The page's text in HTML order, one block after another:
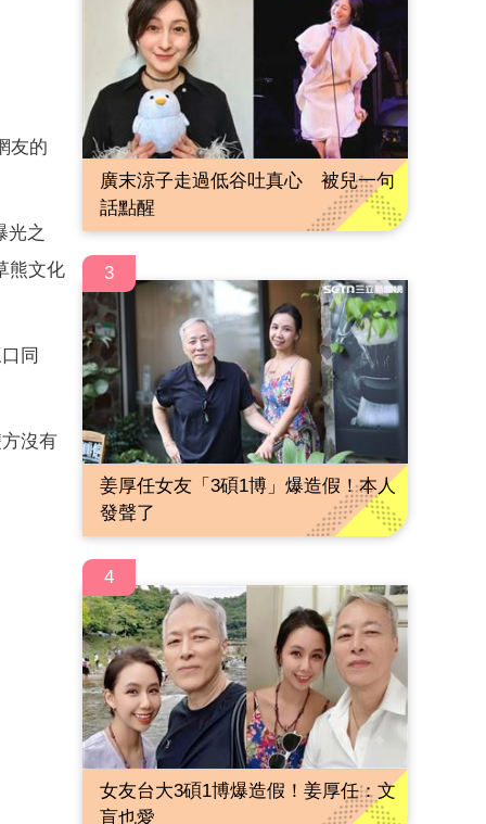
友的
光之
熊文化
同
沒有
廣末涼子走過低谷吐真心 被兒一句
話點醒
3
姜厚任女友「3碩1博」爆造假！本人
發聲了
4
女友台大3碩1博爆造假！姜厚任：文
盲也愛